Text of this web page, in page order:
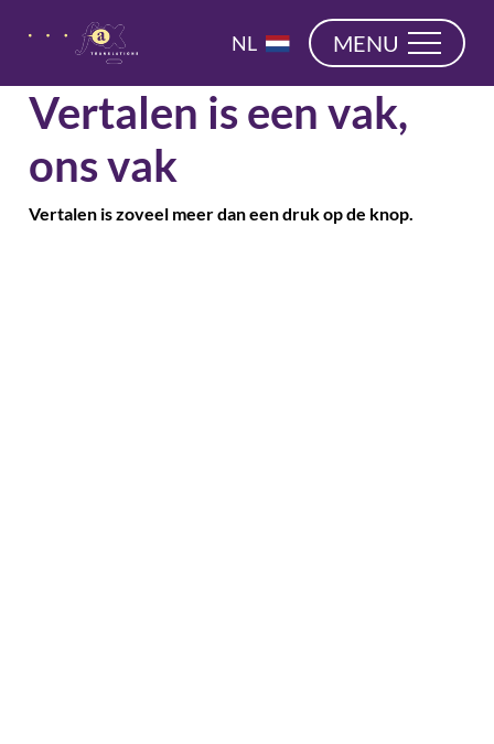
NL
DE
MENU
Vertalen is een vak,
ons vak
Vertalen is zoveel meer dan een druk op de knop.